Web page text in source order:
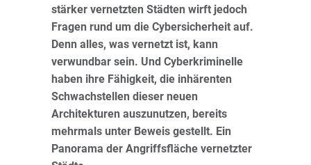
stärker vernetzten Städten wirft jedoch
Fragen rund um die Cybersicherheit auf.
Denn alles, was vernetzt ist, kann
verwundbar sein. Und Cyberkriminelle
haben ihre Fähigkeit, die inhärenten
Schwachstellen dieser neuen
Architekturen auszunutzen, bereits
mehrmals unter Beweis gestellt. Ein
Panorama der Angriffsfläche vernetzter